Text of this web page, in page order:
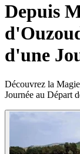
Depuis
d'une
Découvrez la
Journée au Départ